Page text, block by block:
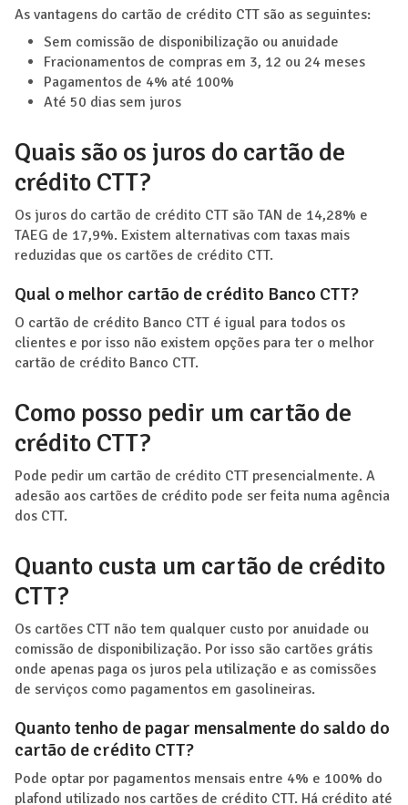
As vantagens do cartão de crédito CTT são as seguintes:
Sem comissão de disponibilização ou anuidade
Fracionamentos de compras em 3, 12 ou 24 meses
Pagamentos de 4% até 100%
Até 50 dias sem juros
Quais são os juros do cartão de
crédito CTT?
Os juros do cartão de crédito CTT são TAN de 14,28% e
TAEG de 17,9%. Existem alternativas com taxas mais
reduzidas que os cartões de crédito CTT.
Qual o melhor cartão de crédito Banco CTT?
O cartão de crédito Banco CTT é igual para todos os
clientes e por isso não existem opções para ter o melhor
cartão de crédito Banco CTT.
Como posso pedir um cartão de
crédito CTT?
Pode pedir um cartão de crédito CTT presencialmente. A
adesão aos cartões de crédito pode ser feita numa agência
dos CTT.
Quanto custa um cartão de crédito
CTT?
Os cartões CTT não tem qualquer custo por anuidade ou
comissão de disponibilização. Por isso são cartões grátis
onde apenas paga os juros pela utilização e as comissões
de serviços como pagamentos em gasolineiras.
Quanto tenho de pagar mensalmente do saldo do
cartão de crédito CTT?
Pode optar por pagamentos mensais entre 4% e 100% do
plafond utilizado nos cartões de crédito CTT. Há crédito até